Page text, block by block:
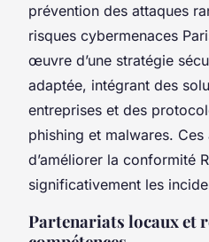
prévention des attaques
risques cybermenaces
œuvre d’une stratégie
adaptée, intégrant des
entreprises et des
phishing et malwares.
d’améliorer la conformité
significativement les
Partenariats locaux et